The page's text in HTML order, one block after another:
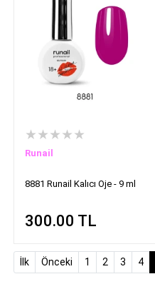
★★★★★
Runail
8881 Runail Kalıcı Oje - 9 ml
300.00 TL
İlk Önceki 1 2 3 4